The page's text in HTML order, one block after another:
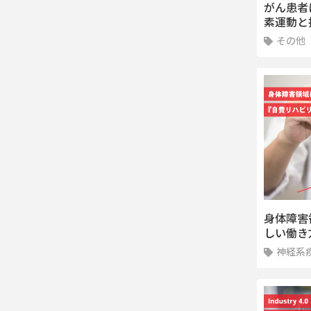
がん患
素運動
その他
身体障
しい働
神経系